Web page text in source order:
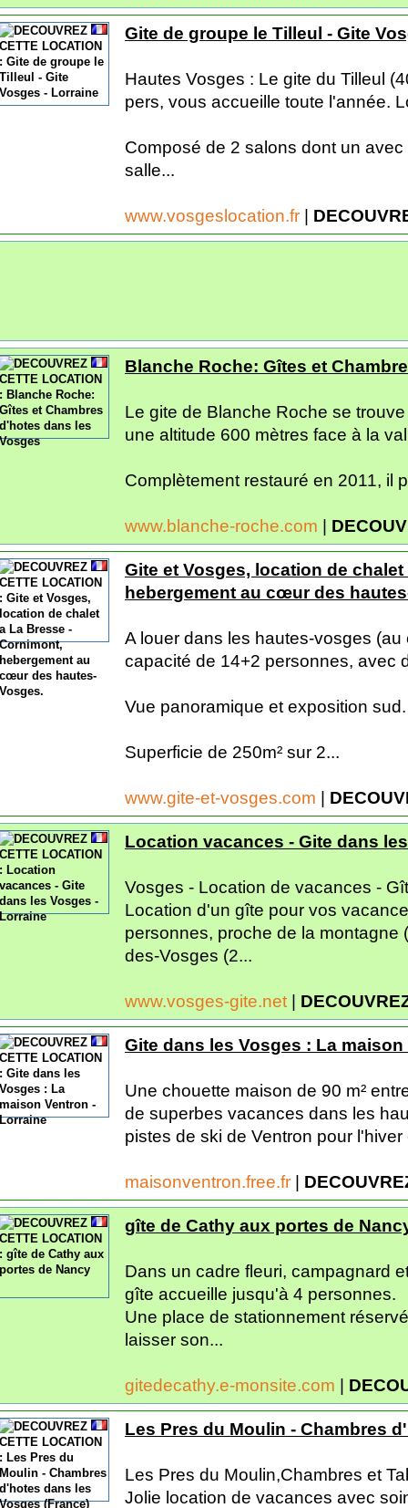
Gite de groupe le Tilleul - Gite
Hautes Vosges : Le gite du Tilleul
pers, vous accueille toute l'année.
Composé de 2 salons dont un
salle...
www.vosgeslocation.fr |
Blanche Roche: Gîtes et
Le gite de Blanche Roche se
une altitude 600 mètres face à la
Complètement restauré en 2011, il
www.blanche-roche.com |
Gite et Vosges, location de
hebergement au cœur des
A louer dans les hautes-vosges
capacité de 14+2 personnes, avec
Vue panoramique et exposition sud.
Superficie de 250m² sur 2...
www.gite-et-vosges.com |
Location vacances - Gite dans
Vosges - Location de vacances -
Location d'un gîte pour vos
personnes, proche de la montagne
des-Vosges (2...
www.vosges-gite.net |
Gite dans les Vosges : La
Une chouette maison de 90 m²
de superbes vacances dans les
pistes de ski de Ventron pour
maisonventron.free.fr |
gîte de Cathy aux portes de
Dans un cadre fleuri, campagnard
gîte accueille jusqu'à 4 personnes.
Une place de stationnement
laisser son...
gitedecathy.e-monsite.com |
Les Pres du Moulin - Chambres
Les Pres du Moulin,Chambres et
Jolie location de vacances avec